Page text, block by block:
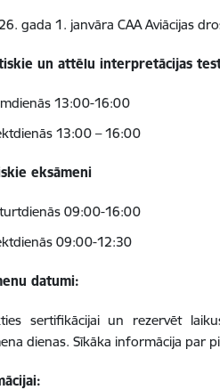
gada 1. janvāra CAA Aviācijas
un attēlu interpretācijas
13:00-16:00
13:00 – 16:00
eksāmeni
09:00-16:00
09:00-12:30
datumi:
sertifikācijai un rezervēt
dienas. Sīkāka informācija par